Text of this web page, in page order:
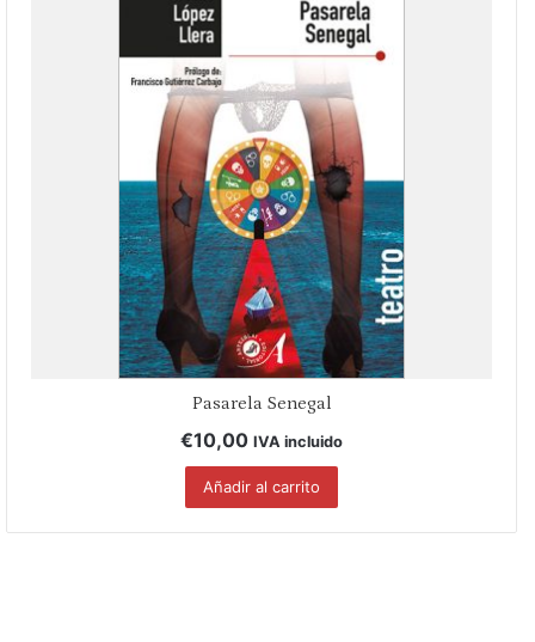
Pasarela Senegal
€10,00 IVA incluido
Añadir al carrito